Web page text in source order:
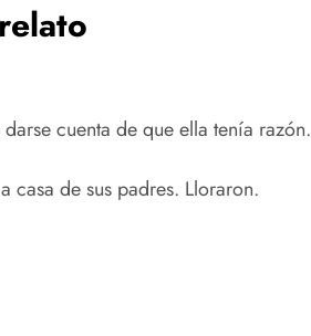
cuenta de que ella tenía razón.
de sus padres. Lloraron.